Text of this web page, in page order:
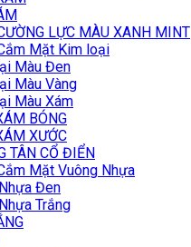
LỰC MÀU XANH MINT
Mặt Kim loại
Màu Đen
Màu Vàng
Màu Xám
BÓNG
XƯỚC
TÂN CỔ ĐIỂN
Mặt Vuông Nhựa
Đen
Trắng